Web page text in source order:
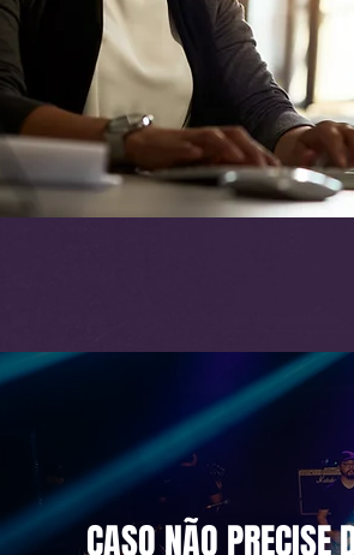
CASO NÃO PRECISE